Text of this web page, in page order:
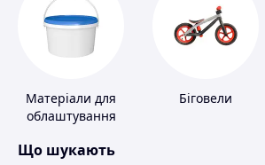
Матеріали для
облаштування
підлог
Біговели
Що шукають